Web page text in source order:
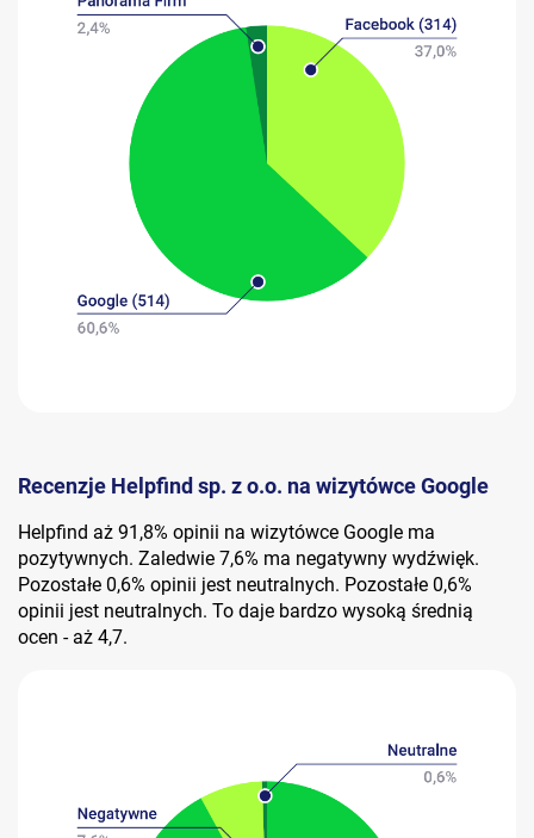
Recenzje Helpfind sp. z o.o. na wizytówce Google
Helpfind aż 91,8% opinii na wizytówce Google ma
pozytywnych. Zaledwie 7,6% ma negatywny wydźwięk.
Pozostałe 0,6% opinii jest neutralnych. Pozostałe 0,6%
opinii jest neutralnych. To daje bardzo wysoką średnią
ocen - aż 4,7.